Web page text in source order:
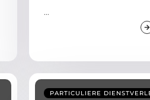
...
PARTICULIERE